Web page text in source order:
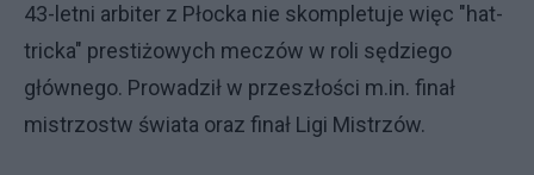
43-letni arbiter z Płocka nie skompletuje więc "hat-
tricka" prestiżowych meczów w roli sędziego
głównego. Prowadził w przeszłości m.in. finał
mistrzostw świata oraz finał Ligi Mistrzów.